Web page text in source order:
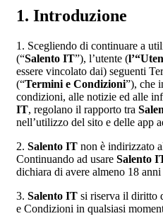
1. Introduzione
1. Scegliendo di continuare a
(“Salento IT”), l’utente (
essere vincolato dai) seguenti
(“Termini e Condizioni”), che
condizioni, alle notizie ed alle
IT, regolano il rapporto tra
nell’utilizzo del sito e delle app
2. Salento IT non è indirizzato
Continuando ad usare Salento
dichiara di avere almeno 18 anni
3. Salento IT si riserva il diritto
e Condizioni in qualsiasi